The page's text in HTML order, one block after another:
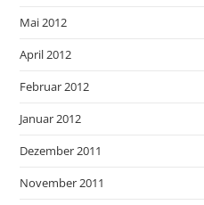
Mai 2012
April 2012
Februar 2012
Januar 2012
Dezember 2011
November 2011